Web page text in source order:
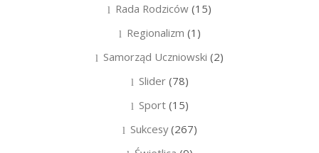
Rada Rodziców (15)
Regionalizm (1)
Samorząd Uczniowski (2)
Slider(78)
Sport(15)
Sukcesy(267)